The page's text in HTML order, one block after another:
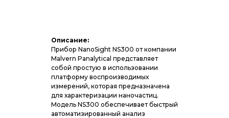
Описание:
Прибор NanoSight NS300 от компании
Malvern Panalytical представляет
собой простую в использовании
платформу воспроизводимых
измерений, которая предназначена
для характеризации наночастиц.
Модель NS300 обеспечивает быстрый
автоматизированный анализ